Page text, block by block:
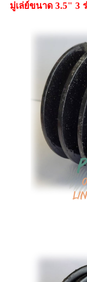
มู่เล่ย์ขนาด 3.5" 3